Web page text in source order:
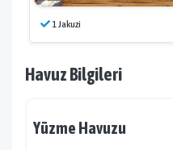
1 Jakuzi
Havuz Bilgileri
Yüzme Havuzu